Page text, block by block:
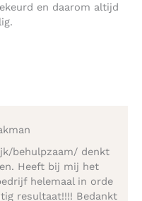
en daarom altijd
behulpzaam/ denkt
Heeft bij mij het
helemaal in orde
resultaat!!!! Bedankt